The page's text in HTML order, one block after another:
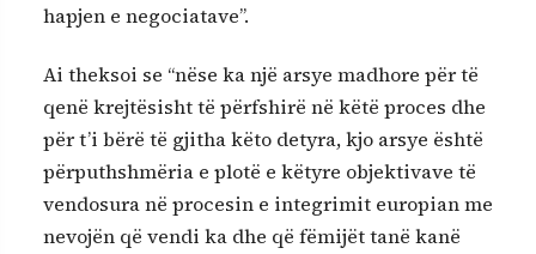
hapjen e negociatave”.
Ai theksoi se “nëse ka një arsye madhore për të
qenë krejtësisht të përfshirë në këtë proces dhe
për t’i bërë të gjitha këto detyra, kjo arsye është
përputhshmëria e plotë e këtyre objektivave të
vendosura në procesin e integrimit europian me
nevojën që vendi ka dhe që fëmijët tanë kanë